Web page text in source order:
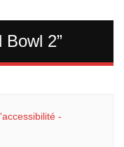
Bowl 2”
-